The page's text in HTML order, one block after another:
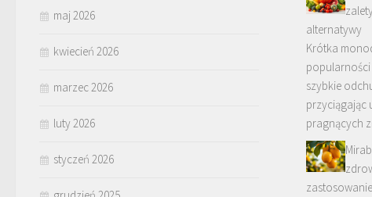
maj 2026
kwiecień 2026
marzec 2026
luty 2026
styczeń 2026
alternatywy
Krótka
szybkie
przyciągając
pragnących